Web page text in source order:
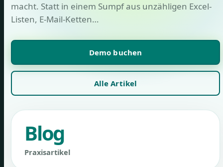
macht. Statt in einem Sumpf aus unzähligen Excel-
Listen, E-Mail-Ketten…
Demo buchen
Alle Artikel
Blog
Praxisartikel